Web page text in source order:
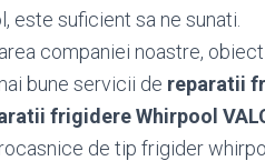
este suficient sa ne sunati.
companiei noastre,
bune servicii de reparatii
frigidere Whirpool
de tip frigider